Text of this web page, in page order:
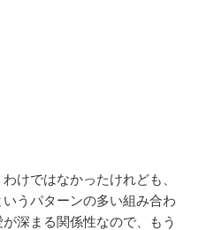
けではなかったけれども、
うパターンの多い組み合わ
深まる関係性なので、もう